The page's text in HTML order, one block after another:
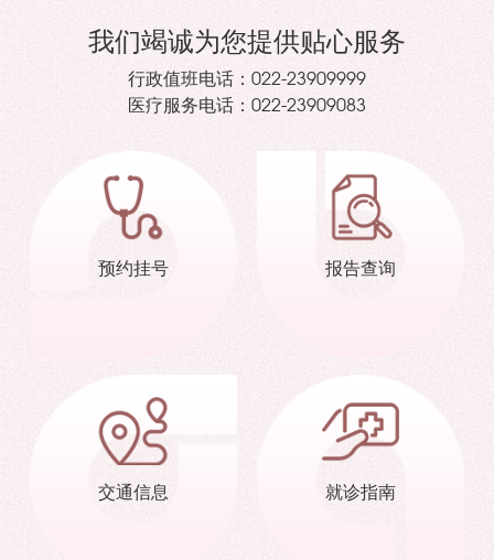
我们竭诚为您提供贴心服务
行政值班电话： 022-23909999
医疗服务电话： 022-23909083
预约挂号 报告查询
交通信息 就诊指南